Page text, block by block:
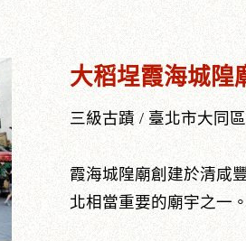
大稻埕霞海城隍
三級古蹟 / 臺北市大同
霞海城隍廟創建於清咸
北相當重要的廟宇之一。